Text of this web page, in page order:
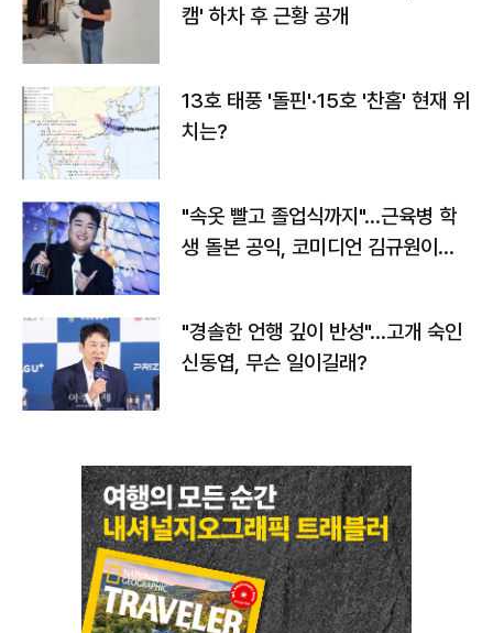
캠' 하차 후 근황 공개
13호 태풍 '돌핀'·15호 '찬홈' 현재 위
치는?
"속옷 빨고 졸업식까지"…근육병 학
생 돌본 공익, 코미디언 김규원이었
"경솔한 언행 깊이 반성"…고개 숙인
신동엽, 무슨 일이길래?